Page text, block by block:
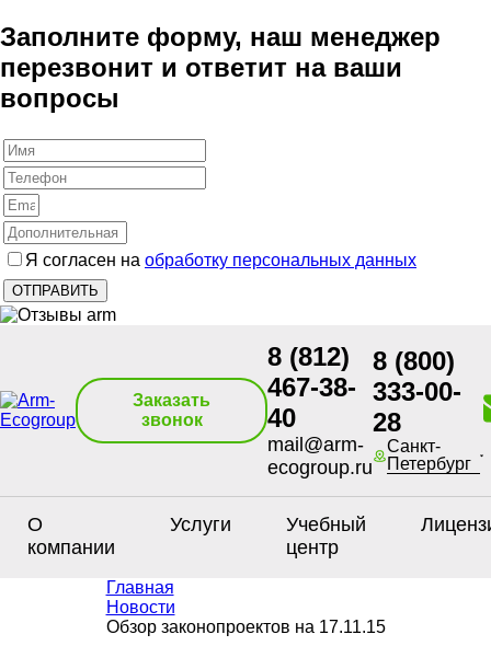
Заполните форму, наш менеджер
перезвонит и ответит на ваши
вопросы
Я согласен на обработку персональных данных
Заказать
звонок
8 (812)
467-38-
40
mail@arm-
ecogroup.ru
8 (800)
333-00-
28
Санкт-
Петербург
О
компании
Услуги
Учебный
центр
Главная
Новости
Обзор законопроектов на 17.11.15